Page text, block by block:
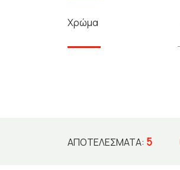
Χρώμα
ΑΠΟΤΕΛΈΣΜΑΤΑ: 5